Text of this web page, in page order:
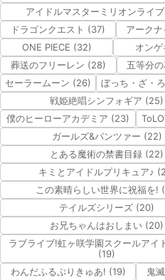
アイドルマスターミリオンライ
ドラゴンクエスト (37)
アーク
ONE PIECE (32)
オン
葬送のフリーレン (28)
五等分
セーラームーン (26)
ぼっち・ざ・
戦姫絶唱シンフォギア (25)
僕のヒーローアカデミア (23)
ガールズ&パンツァー (22)
とある魔術の禁書目録 (22)
キミとアイドルプリキュア♪
この素晴らしい世界に祝福を!
テイルズシリーズ (20)
お兄ちゃんはおしまい (20)
ラブライブ!虹ヶ咲学園スクールアイ
(19)
わんだふるぷりきゅあ! (19)
鬼